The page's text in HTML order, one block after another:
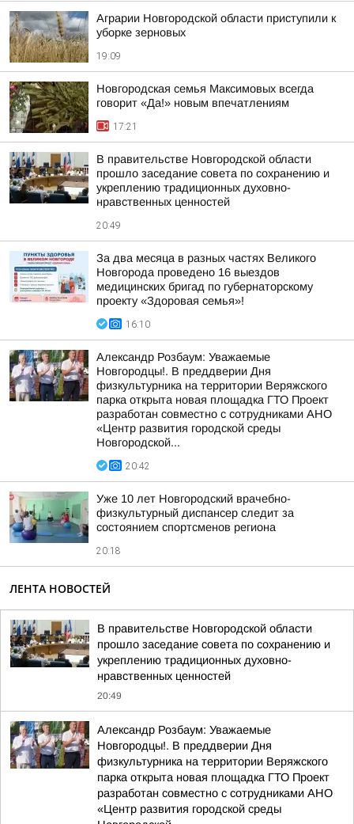
Аграрии Новгородской области приступили к
уборке зерновых
19:09
Новгородская семья Максимовых всегда
говорит «Да!» новым впечатлениям
17:21
В правительстве Новгородской области
прошло заседание совета по сохранению и
укреплению традиционных духовно-
нравственных ценностей
20:49
За два месяца в разных частях Великого
Новгорода проведено 16 выездов
медицинских бригад по губернаторскому
проекту «Здоровая семья»!
16:10
Александр Розбаум: Уважаемые
Новгородцы!. В преддверии Дня
физкультурника на территории Веряжского
парка открыта новая площадка ГТО Проект
разработан совместно с сотрудниками АНО
«Центр развития городской среды
Новгородской...
20:42
Уже 10 лет Новгородский врачебно-
физкультурный диспансер следит за
состоянием спортсменов региона
20:18
ЛЕНТА НОВОСТЕЙ
В правительстве Новгородской области
прошло заседание совета по сохранению и
укреплению традиционных духовно-
нравственных ценностей
20:49
Александр Розбаум: Уважаемые
Новгородцы!. В преддверии Дня
физкультурника на территории Веряжского
парка открыта новая площадка ГТО Проект
разработан совместно с сотрудниками АНО
«Центр развития городской среды